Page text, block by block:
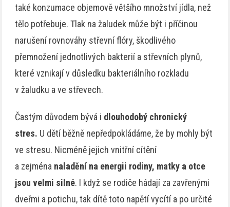
také konzumace objemově většího množství jídla, než
tělo potřebuje. Tlak na žaludek může být i příčinou
narušení rovnováhy střevní flóry, škodlivého
přemnožení jednotlivých bakterií a střevních plynů,
které vznikají v důsledku bakteriálního rozkladu
v žaludku a ve střevech.
Častým důvodem bývá i dlouhodobý chronický
stres. U dětí běžně nepředpokládáme, že by mohly být
ve stresu. Nicméně jejich vnitřní cítění
a zejména naladění na energii rodiny, matky a otce
jsou velmi silné. I když se rodiče hádají za zavřenými
dveřmi a potichu, tak dítě toto napětí vycítí a po určité